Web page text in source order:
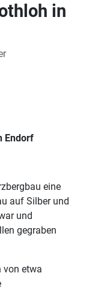
in
Endorf
eine
auf Silber und
und
gegraben
von etwa